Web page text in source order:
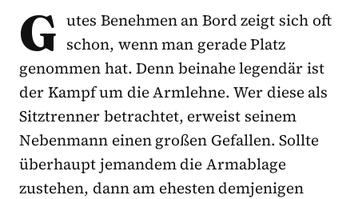
G utes Benehmen an Bord zeigt sich oft
schon, wenn man gerade Platz
genommen hat. Denn beinahe legendär ist
der Kampf um die Armlehne. Wer diese als
Sitztrenner betrachtet, erweist seinem
Nebenmann einen großen Gefallen. Sollte
überhaupt jemandem die Armablage
zustehen, dann am ehesten demjenigen